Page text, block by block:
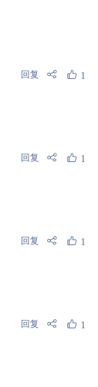
回复 1
回复 1
回复 1
回复 1